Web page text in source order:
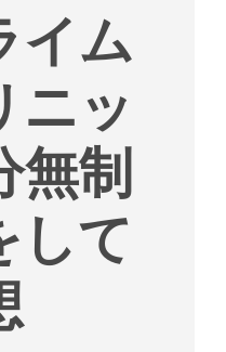
イム
ニッ
無制
して